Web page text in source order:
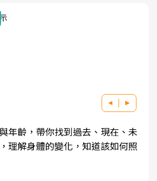
年齡，帶你找到過去、現在、未
理解身體的變化，知道該如何照